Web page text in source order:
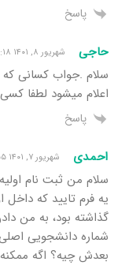
پاسخ
حاجی شهریور ۸, ۱۴۰۱ ۱۰:۱۸ ق٫ظ
سلام .جواب کسانی که
اعلام میشود لطفا
پاسخ
احمدی شهریور ۷, ۱۴۰۱ ۹:۵۵ ق٫ظ
سلام من ثبت نام
یه فرم تایید که
گذاشته بود، به من
شماره دانشجویی
بعدش چیه؟ اگه